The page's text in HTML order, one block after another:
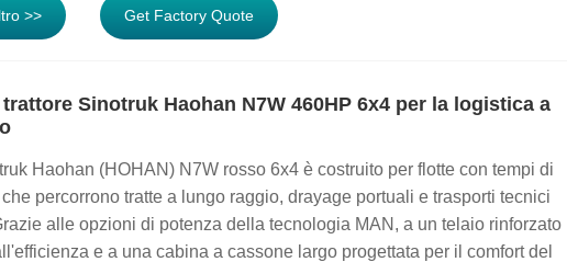
>> Get Factory Quote
Sinotruk Haohan N7W 460HP 6x4 per la logistica a
Haohan (HOHAN) N7W rosso 6x4 è costruito per flotte con tempi di
percorrono tratte a lungo raggio, drayage portuali e trasporti tecnici
alle opzioni di potenza della tecnologia MAN, a un telaio rinforzato
e a una cabina a cassone largo progettata per il comfort del